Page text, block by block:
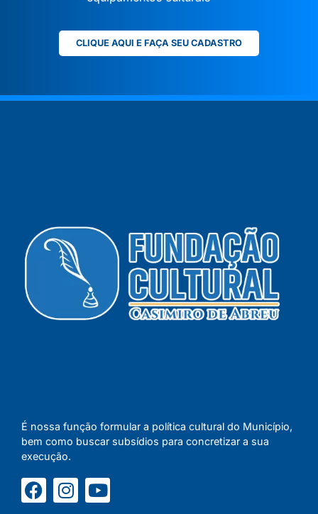
CLIQUE AQUI E FAÇA SEU CADASTRO
É nossa função formular a política cultural do Município,
bem como buscar subsídios para concretizar a sua
execução.